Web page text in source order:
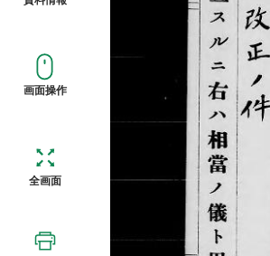
画面操作
全画面